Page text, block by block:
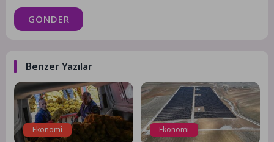
GÖNDER
Benzer Yazılar
Ekonomi Ekonomi